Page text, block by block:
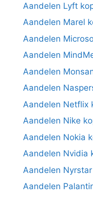
Aandelen Lyft
Aandelen Marel
Aandelen
Aandelen
Aandelen
Aandelen
Aandelen Netflix
Aandelen Nike
Aandelen Nokia
Aandelen Nvidia
Aandelen
Aandelen